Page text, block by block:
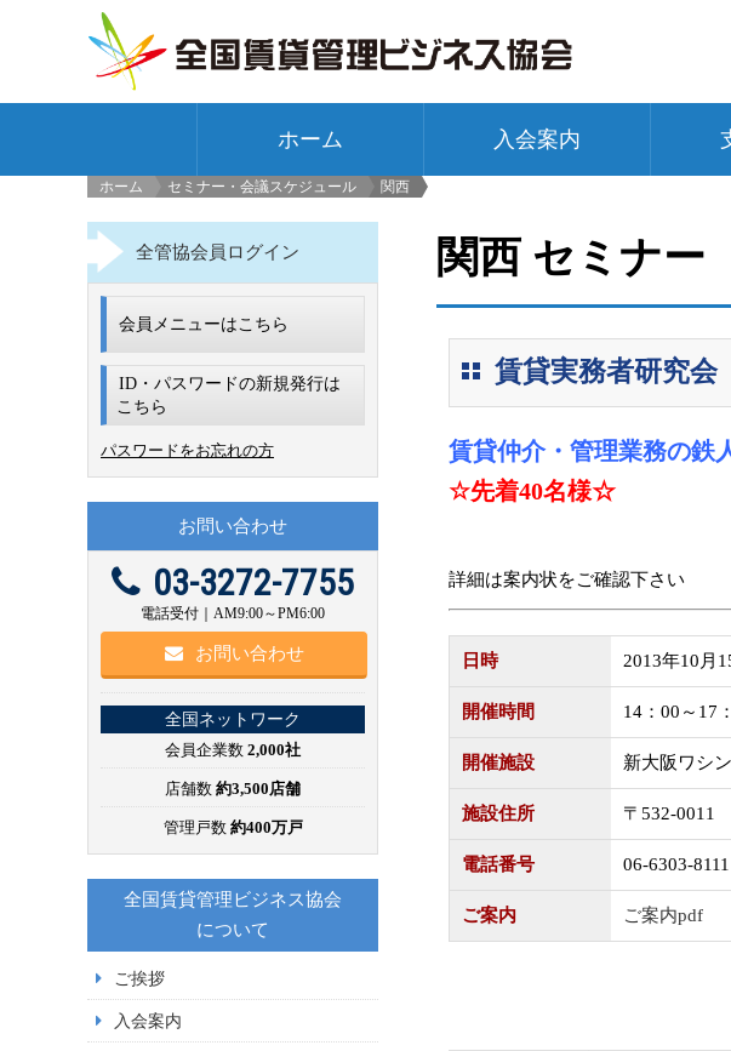
ホーム 入会案内
ホーム
セミナー・会議スケジュール
関西
関西 セミナー
賃貸実務者研究
賃貸仲介・管理業務の鉄
☆先着40名様☆
詳細は案内状をご確認下さい
日時 2013年10月
開催時間 14：00～17
開催施設 新大阪ワシ
施設住所 〒532-0011
電話番号 06-6303-8111
ご案内 ご案内pdf
全管協会員ログイン
会員メニューはこちら
ID・パスワードの新規発行は
こちら
パスワードをお忘れの方
お問い合わせ
03-3272-7755
電話受付｜AM9:00～PM6:00
お問い合わせ
全国ネットワーク
会員企業数 2,000社
店舗数 約3,500店舗
管理戸数 約400万戸
全国賃貸管理ビジネス協会
について
ご挨拶
入会案内